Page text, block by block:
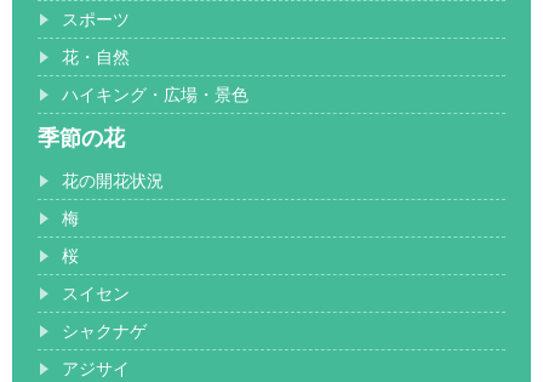
スポーツ
花・自然
ハイキング・広場・景色
季節の花
花の開花状況
梅
桜
スイセン
シャクナゲ
アジサイ